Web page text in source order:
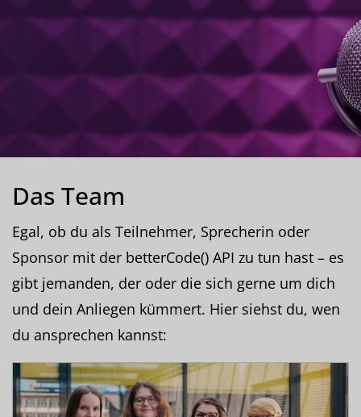
Das Team
Egal, ob du als Teilnehmer, Sprecherin oder
Sponsor mit der betterCode() API zu tun hast – es
gibt jemanden, der oder die sich gerne um dich
und dein Anliegen kümmert. Hier siehst du, wen
du ansprechen kannst: